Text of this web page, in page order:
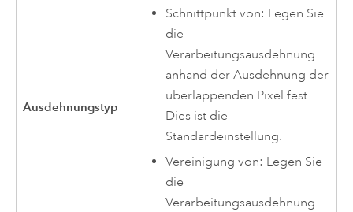
Ausdehnungstyp
Schnittpunkt von: Legen Sie
die
Verarbeitungsausdehnung
anhand der Ausdehnung der
überlappenden Pixel fest.
Dies ist die
Standardeinstellung.
Vereinigung von: Legen Sie
die
Verarbeitungsausdehnung